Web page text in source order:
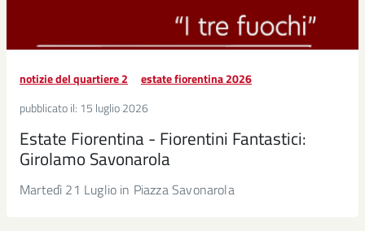
notizie del quartiere 2
estate fiorentina 2026
pubblicato il: 15 luglio 2026
Estate Fiorentina - Fiorentini Fantastici:
Girolamo Savonarola
Martedì 21 Luglio in Piazza Savonarola